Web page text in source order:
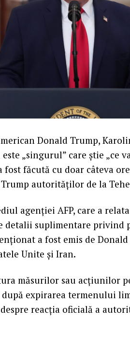
Donald Trump,
„singurul” care știe „ce
făcută cu doar câteva
autorităților de la
agenției AFP, care a
detalii suplimentare privind
a fost emis de
Unite și Iran.
măsurilor sau acțiunilor
expirarea termenului
reacția oficială a